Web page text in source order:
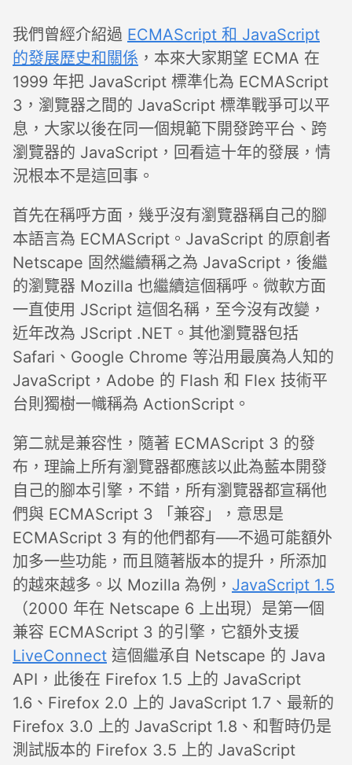
我們曾經介紹過 ECMAScript 和 JavaScript
的發展歷史和關係 ，本來大家期望 ECMA 在
1999 年把 JavaScript 標準化為 ECMAScript
3，瀏覽器之間的 JavaScript 標準戰爭可以平
息，大家以後在同一個規範下開發跨平台、跨
瀏覽器的 JavaScript，回看這十年的發展，情
況根本不是這回事。
首先在稱呼方面，幾乎沒有瀏覽器稱自己的腳
本語言為 ECMAScript。JavaScript 的原創者
Netscape 固然繼續稱之為 JavaScript，後繼
的瀏覽器 Mozilla 也繼續這個稱呼。微軟方面
一直使用 JScript 這個名稱，至今沒有改變，
近年改為 JScript .NET。其他瀏覽器包括
Safari、Google Chrome 等沿用最廣為人知的
JavaScript，Adobe 的 Flash 和 Flex 技術平
台則獨樹一幟稱為 ActionScript。
第二就是兼容性，隨著 ECMAScript 3 的發
布，理論上所有瀏覽器都應該以此為藍本開發
自己的腳本引擎，不錯，所有瀏覽器都宣稱他
們與 ECMAScript 3 「兼容」，意思是
ECMAScript 3 有的他們都有──不過可能額外
加多一些功能，而且隨著版本的提升，所添加
的越來越多。以 Mozilla 為例， JavaScript 1.5
（2000 年在 Netscape 6 上出現）是第一個
兼容 ECMAScript 3 的引擎，它額外支援
LiveConnect 這個繼承自 Netscape 的 Java
API，此後在 Firefox 1.5 上的 JavaScript
1.6、Firefox 2.0 上的 JavaScript 1.7、最新的
Firefox 3.0 上的 JavaScript 1.8、和暫時仍是
測試版本的 Firefox 3.5 上的 JavaScript